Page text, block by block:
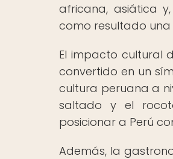
africana, asiática
como resultado
El impacto cultural
convertido en un
cultura peruana a
saltado y el
posicionar a Perú
Además, la